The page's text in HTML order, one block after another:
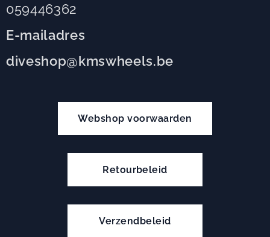
059446362
E-mailadres
diveshop@kmswheels.be
Webshop voorwaarden
Retourbeleid
Verzendbeleid